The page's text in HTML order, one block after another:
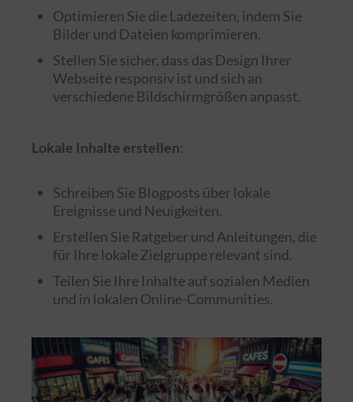
Optimieren Sie die Ladezeiten, indem Sie
Bilder und Dateien komprimieren.
Stellen Sie sicher, dass das Design Ihrer
Webseite responsiv ist und sich an
verschiedene Bildschirmgrößen anpasst.
Lokale Inhalte erstellen:
Schreiben Sie Blogposts über lokale
Ereignisse und Neuigkeiten.
Erstellen Sie Ratgeber und Anleitungen, die
für Ihre lokale Zielgruppe relevant sind.
Teilen Sie Ihre Inhalte auf sozialen Medien
und in lokalen Online-Communities.